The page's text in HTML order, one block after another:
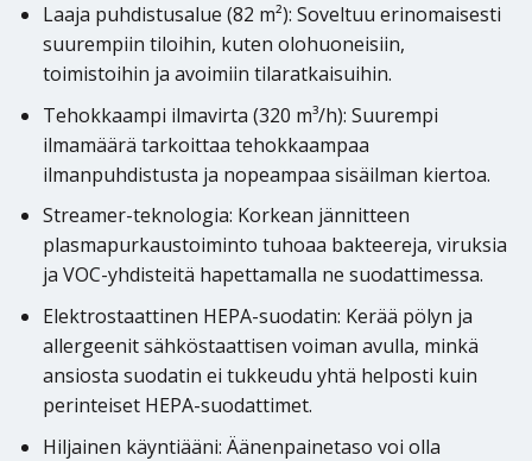
Laaja puhdistusalue (82 m²): Soveltuu erinomaisesti
suurempiin tiloihin, kuten olohuoneisiin,
toimistoihin ja avoimiin tilaratkaisuihin.
Tehokkaampi ilmavirta (320 m³/h): Suurempi
ilmamäärä tarkoittaa tehokkaampaa
ilmanpuhdistusta ja nopeampaa sisäilman kiertoa.
Streamer-teknologia: Korkean jännitteen
plasmapurkaustoiminto tuhoaa bakteereja, viruksia
ja VOC-yhdisteitä hapettamalla ne suodattimessa.
Elektrostaattinen HEPA-suodatin: Kerää pölyn ja
allergeenit sähköstaattisen voiman avulla, minkä
ansiosta suodatin ei tukkeudu yhtä helposti kuin
perinteiset HEPA-suodattimet.
Hiljainen käyntiääni: Äänenpainetaso voi olla